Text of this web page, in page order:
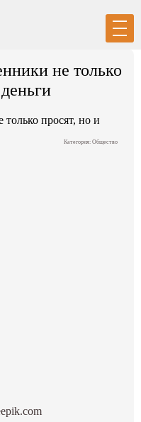
не только
Категория: Общество